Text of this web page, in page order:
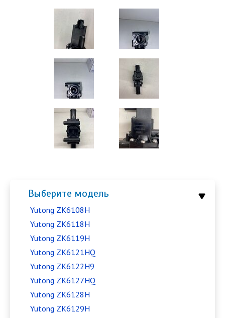
Выберите модель
Yutong ZK6108H
Yutong ZK6118H
Yutong ZK6119H
Yutong ZK6121HQ
Yutong ZK6122H9
Yutong ZK6127HQ
Yutong ZK6128H
Yutong ZK6129H